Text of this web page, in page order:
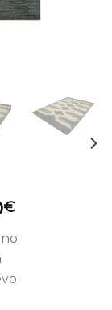
€El
actual
450,00€.